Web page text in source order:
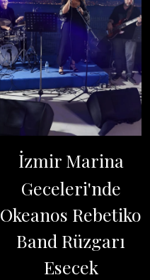
İzmir Marina
Geceleri'nde
Okeanos Rebetiko
Band Rüzgarı
Esecek